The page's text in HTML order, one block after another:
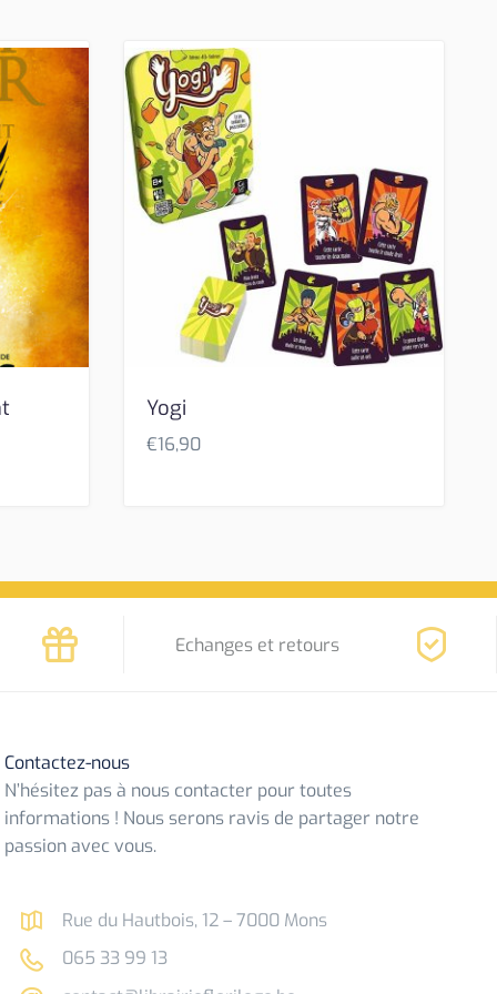
Yogi
€16,90
Echanges et retours
Contactez-nous
N’hésitez pas à nous contacter pour toutes
informations ! Nous serons ravis de partager notre
passion avec vous.
Rue du Hautbois, 12 – 7000 Mons
065 33 99 13